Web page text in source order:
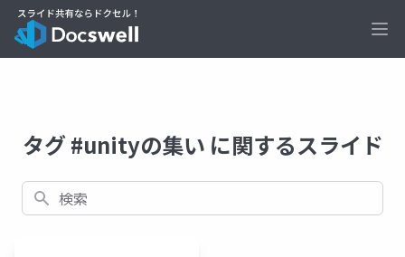
タグ #unityの集い に関するスライド
検索